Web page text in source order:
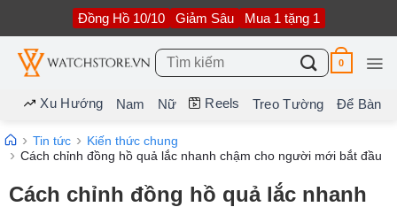
nội
dung
Đồng Hồ 10/10 Giảm Sâu Mua 1 tặng 1
Tìm
kiếm:
0
Xu Hướng Nam Nữ Reels Treo Tường Để Bàn
Tin tức
Kiến thức chung
Cách chỉnh đồng hồ quả lắc nhanh chậm cho người mới bắt đầu
Cách chỉnh đồng hồ quả lắc nhanh